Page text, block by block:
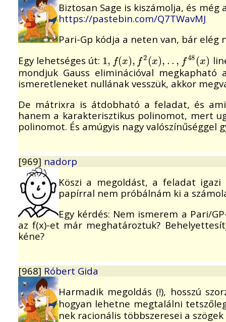
Biztosan Sage is kiszámolja, és
https://pastebin.com/Q7TWavMJ
Pari-Gp kódja a neten van, bár elég
Egy lehetséges út: 1, f(x), f2 (x), . . , f48 (x)
1, (x),f2 (x),..,f48 ( x
mondjuk Gauss eliminációval
ismeretleneket nullának vesszük, akkor
De mátrixra is átdobható a feladat, és
hanem a karakterisztikus polinomot, mert
polinomot. És amúgyis nagy
[969] nadorp
Köszi a megoldást, a feladat
papírral nem próbálnám ki a
Egy kérdés: Nem ismerem a Pari/
az f(x)-et már meghatároztuk?
kéne?
[968] Róbert Gida
Harmadik megoldás (!), hosszú
hogyan lehetne megtalálni
nek racionális többszeresei a